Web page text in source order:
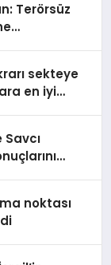
Terörsüz
sekteye
en iyi
noktası